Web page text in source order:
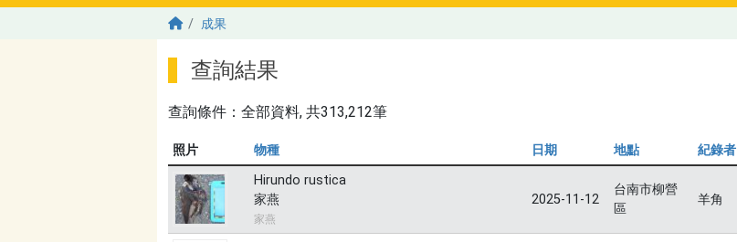
成果
查詢結果
查詢條件： 全部資料, 共313,212筆
照片 物種 日期 地點 紀錄者
Hirundo rustica
家燕
家燕
2025-11-12
台南市柳營
區
羊角